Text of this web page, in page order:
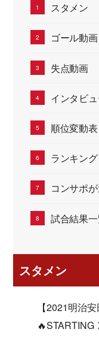
スタメン
ゴール動画
失点動画
インタビ
順位変動表
ランキン
コンサポ
試合結果
スタメン
【2021明治